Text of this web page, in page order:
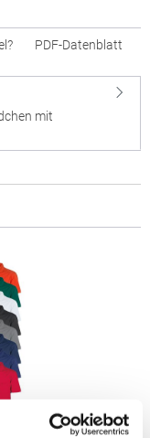
PDF-Datenblatt
mit